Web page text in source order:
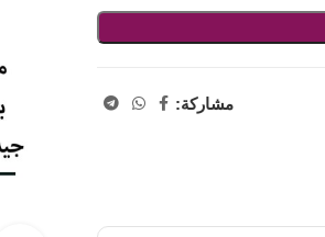
مشاركة: